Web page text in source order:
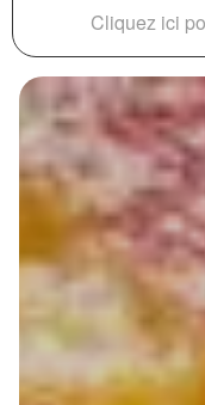
Cliquez ici